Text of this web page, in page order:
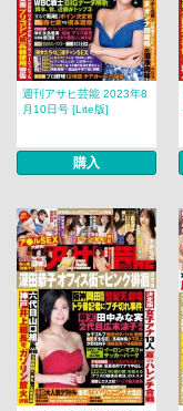
週刊アサヒ芸能 2023年8
月10日号 [Lite版]
購入